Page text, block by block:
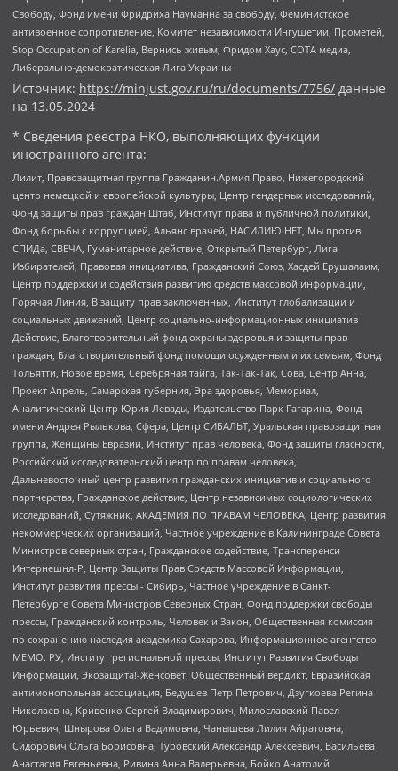
Свободу, Фонд имени Фридриха Науманна за свободу, Феминистское
антивоенное сопротивление, Комитет независимости Ингушетии, Прометей,
Stop Occupation of Karelia, Вернись живым, Фридом Хаус, СОТА медиа,
Либерально-демократическая Лига Украины
Источник: https://minjust.gov.ru/ru/documents/7756/ данные
на 13.05.2024
* Сведения реестра НКО, выполняющих функции
иностранного агента:
Лилит, Правозащитная группа Гражданин.Армия.Право, Нижегородский
центр немецкой и европейской культуры, Центр гендерных исследований,
Фонд защиты прав граждан Штаб, Институт права и публичной политики,
Фонд борьбы с коррупцией, Альянс врачей, НАСИЛИЮ.НЕТ, Мы против
СПИДа, СВЕЧА, Гуманитарное действие, Открытый Петербург, Лига
Избирателей, Правовая инициатива, Гражданский Союз, Хасдей Ерушалаим,
Центр поддержки и содействия развитию средств массовой информации,
Горячая Линия, В защиту прав заключенных, Институт глобализации и
социальных движений, Центр социально-информационных инициатив
Действие, Благотворительный фонд охраны здоровья и защиты прав
граждан, Благотворительный фонд помощи осужденным и их семьям, Фонд
Тольятти, Новое время, Серебряная тайга, Так-Так-Так, Сова, центр Анна,
Проект Апрель, Самарская губерния, Эра здоровья, Мемориал,
Аналитический Центр Юрия Левады, Издательство Парк Гагарина, Фонд
имени Андрея Рылькова, Сфера, Центр СИБАЛЬТ, Уральская правозащитная
группа, Женщины Евразии, Институт прав человека, Фонд защиты гласности,
Российский исследовательский центр по правам человека,
Дальневосточный центр развития гражданских инициатив и социального
партнерства, Гражданское действие, Центр независимых социологических
исследований, Сутяжник, АКАДЕМИЯ ПО ПРАВАМ ЧЕЛОВЕКА, Центр развития
некоммерческих организаций, Частное учреждение в Калининграде Совета
Министров северных стран, Гражданское содействие, Трансперенси
Интернешнл-Р, Центр Защиты Прав Средств Массовой Информации,
Институт развития прессы - Сибирь, Частное учреждение в Санкт-
Петербурге Совета Министров Северных Стран, Фонд поддержки свободы
прессы, Гражданский контроль, Человек и Закон, Общественная комиссия
по сохранению наследия академика Сахарова, Информационное агентство
МЕМО. РУ, Институт региональной прессы, Институт Развития Свободы
Информации, Экозащита!-Женсовет, Общественный вердикт, Евразийская
антимонопольная ассоциация, Бедушев Петр Петрович, Дзугкоева Регина
Николаевна, Кривенко Сергей Владимирович, Милославский Павел
Юрьевич, Шнырова Ольга Вадимовна, Чанышева Лилия Айратовна,
Сидорович Ольга Борисовна, Туровский Александр Алексеевич, Васильева
Анастасия Евгеньевна, Ривина Анна Валерьевна, Бойко Анатолий